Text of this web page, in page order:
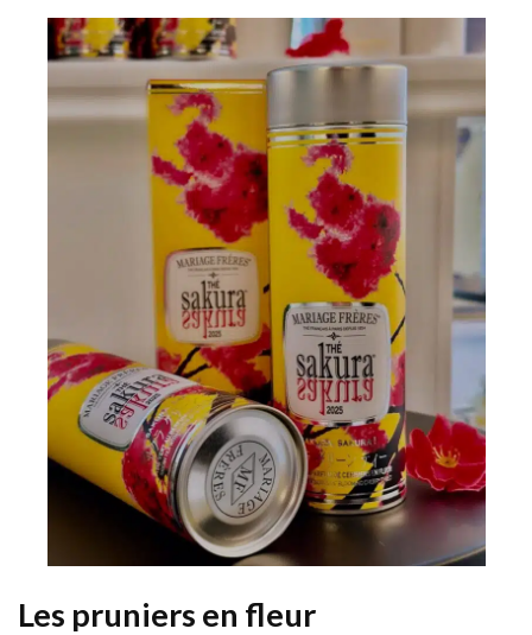
Les pruniers en fleur